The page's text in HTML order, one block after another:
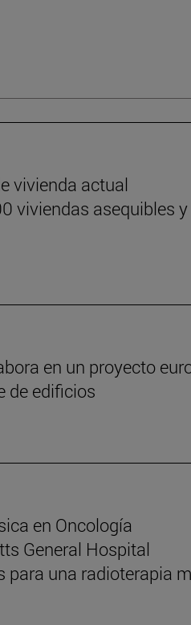
vivienda actual
viviendas asequibles y
en un proyecto
de edificios
en Oncología
General Hospital
para una radioterapia